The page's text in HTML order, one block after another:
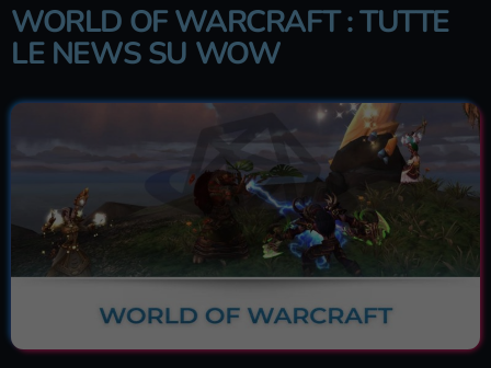
WORLD OF WARCRAFT : TUTTE
LE NEWS SU WOW